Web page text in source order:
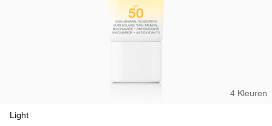
4 Kleuren
Light